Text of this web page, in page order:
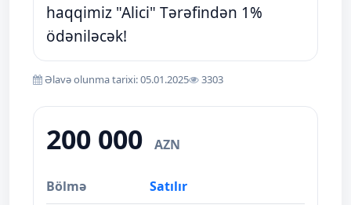
haqqimiz "Alici" Tərəfindən 1%
ödəniləcək!
Əlavə olunma tarixi: 05.01.2025 3303
200 000 AZN
Bölmə Satılır